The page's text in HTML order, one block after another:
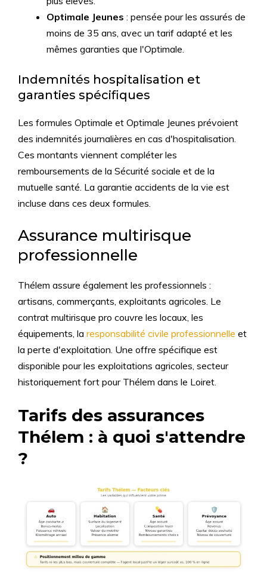
Optimale Jeunes : pensée pour les assurés de
moins de 35 ans, avec un tarif adapté et les
mêmes garanties que l'Optimale.
Indemnités hospitalisation et
garanties spécifiques
Les formules Optimale et Optimale Jeunes prévoient
des indemnités journalières en cas d'hospitalisation.
Ces montants viennent compléter les
remboursements de la Sécurité sociale et de la
mutuelle santé. La garantie accidents de la vie est
incluse dans ces deux formules.
Assurance multirisque
professionnelle
Thélem assure également les professionnels :
artisans, commerçants, exploitants agricoles. Le
contrat multirisque pro couvre les locaux, les
équipements, la responsabilité civile professionnelle et
la perte d'exploitation. Une offre spécifique est
disponible pour les exploitations agricoles, secteur
historiquement fort pour Thélem dans le Loiret.
Tarifs des assurances
Thélem : à quoi s'attendre
?